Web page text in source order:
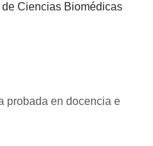
Ciencias Biomédicas
probada en docencia e